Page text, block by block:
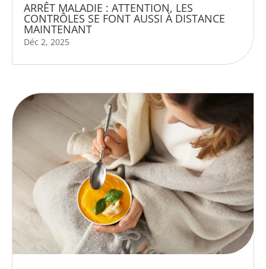
ARRÊT MALADIE : ATTENTION, LES
CONTRÔLES SE FONT AUSSI À DISTANCE
MAINTENANT
Déc 2, 2025